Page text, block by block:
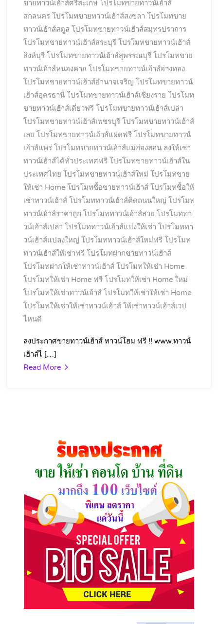
ขายทาวน์เฮ้าส์ศรีสะเกษ โปรโมทขายทาวน์เฮ้าส์
สกลนคร โปรโมทขายทาวน์เฮ้าส์สงขลา โปรโมทขาย
ทาวน์เฮ้าส์สตูล โปรโมทขายทาวน์เฮ้าส์สมุทรปราการ
โปรโมทขายทาวน์เฮ้าส์สระบุรี โปรโมทขายทาวน์เฮ้าส์
สิงห์บุรี โปรโมทขายทาวน์เฮ้าส์สุพรรณบุรี โปรโมทขาย
ทาวน์เฮ้าส์หนองคาย โปรโมทขายทาวน์เฮ้าส์อ่างทอง
โปรโมทขายทาวน์เฮ้าส์อำนาจเจริญ โปรโมทขายทาวน์
เฮ้าส์อุดรธานี โปรโมทขายทาวน์เฮ้าส์เชียงราย โปรโมท
ขายทาวน์เฮ้าส์เดี่ยวฟรี โปรโมทขายทาวน์เฮ้าส์เปล่า
โปรโมทขายทาวน์เฮ้าส์เพชรบุรี โปรโมทขายทาวน์เฮ้าส์
เลย โปรโมทขายทาวน์เฮ้าส์แฝดฟรี โปรโมทขายทาวน์
เฮ้าส์แพร่ โปรโมทขายทาวน์เฮ้าส์แม่ฮ่องสอน ลงให้เช่า
ทาวน์เฮ้าส์ได้ทั่วประเทศฟรี โปรโมทขายทาวน์เฮ้าส์ใน
ประเทศไทย โปรโมทขายทาวน์เฮ้าส์ใหม่ โปรโมทขาย
ให้เช่า Home โปรโมทซื้อขายทาวน์เฮ้าส์ โปรโมทซื้อให้
เช่าทาวน์เฮ้าส์ โปรโมททาวน์เฮ้าส์ติดถนนใหญ่ โปรโมท
ทาวน์เฮ้าส์ราคาถูก โปรโมททาวน์เฮ้าส์สวย โปรโมททา
วน์เฮ้าส์เปล่า โปรโมททาวน์เฮ้าส์แบ่งให้เช่า โปรโมททา
วน์เฮ้าส์แปลงใหญ่ โปรโมททาวน์เฮ้าส์ใหม่ฟรี โปรโมท
ทาวน์เฮ้าส์ให้เช่าฟรี โปรโมทฝากขายทาวน์เฮ้าส์
โปรโมทฝากให้เช่าทาวน์เฮ้าส์ โปรโมทให้เช่า Home
โปรโมทให้เช่า Home ฟรี โปรโมทให้เช่า Home ใหม่
โปรโมทให้เช่าทาวน์เฮ้าส์ โปรโมทให้เช่าให้เช่า Home
โปรโมทให้เช่าให้เช่าทาวน์เฮ้าส์ ให้เช่าทาวน์เฮ้าส์เวป
ไหนดี
ลงประกาศขายทาวน์เฮ้าส์ ทาวน์โฮม ฟรี !! www.ทาวน์
เฮ้าส์ไ […]
Read More